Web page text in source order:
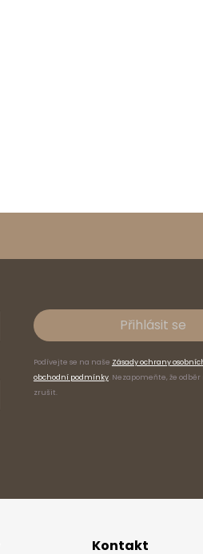
Přihlásit se
Podívejte se na naše Zásady ochrany
obchodní podmínky. Nezapomeňte, že
zrušit.
Kontakt